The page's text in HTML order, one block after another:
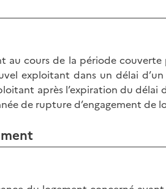
au cours de la période
exploitant dans un délai
après l’expiration du délai
de rupture d’engagement de